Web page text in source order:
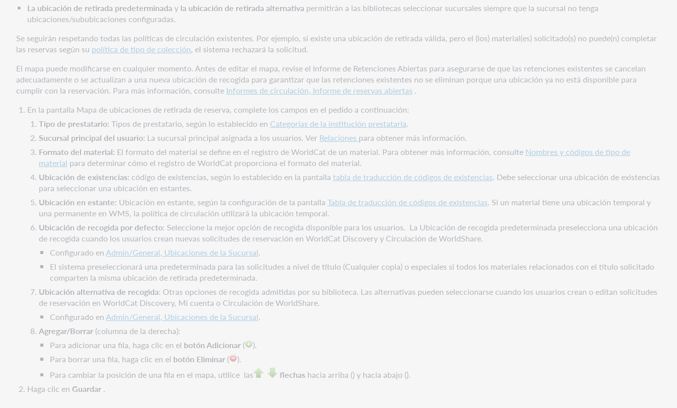
La ubicación de retirada predeterminada y la ubicación de retirada alternativa permitirán a las bibliotecas seleccionar sucursales siempre que la sucursal no tenga
ubicaciones/sububicaciones configuradas.
Se seguirán respetando todas las políticas de circulación existentes. Por ejemplo, si existe una ubicación de retirada válida, pero el (los) material(es) solicitado(s) no puede(n) completar
las reservas según su política de tipo de colección, el sistema rechazará la solicitud.
El mapa puede modificarse en cualquier momento. Antes de editar el mapa, revise el Informe de Retenciones Abiertas para asegurarse de que las retenciones existentes se cancelan
adecuadamente o se actualizan a una nueva ubicación de recogida para garantizar que las retenciones existentes no se eliminan porque una ubicación ya no está disponible para
cumplir con la reservación. Para más información, consulte Informes de circulación, Informe de reservas abiertas .
En la pantalla Mapa de ubicaciones de retirada de reserva, complete los campos en el pedido a continuación:
Tipo de prestatario: Tipos de prestatario, según lo establecido en Categorías de la institución prestataria.
Sucursal principal del usuario: La sucursal principal asignada a los usuarios. Ver Relaciones para obtener más información.
Formato del material: El formato del material se define en el registro de WorldCat de un material. Para obtener más información, consulte Nombres y códigos de tipo de
material para determinar cómo el registro de WorldCat proporciona el formato del material.
Ubicación de existencias: código de existencias, según lo establecido en la pantalla tabla de traducción de códigos de existencias. Debe seleccionar una ubicación de existencias
para seleccionar una ubicación en estantes.
Ubicación en estante: Ubicación en estante, según la configuración de la pantalla Tabla de traducción de códigos de existencias. Si un material tiene una ubicación temporal y
una permanente en WMS, la política de circulación utilizará la ubicación temporal.
Ubicación de recogida por defecto: Seleccione la mejor opción de recogida disponible para los usuarios. La Ubicación de recogida predeterminada preselecciona una ubicación
de recogida cuando los usuarios crean nuevas solicitudes de reservación en WorldCat Discovery y Circulación de WorldShare.
Configurado enAdmin/General, Ubicaciones de la Sucursal.
El sistema preseleccionará una predeterminada para las solicitudes a nivel de título (Cualquier copia) o especiales si todos los materiales relacionados con el título solicitado
comparten la misma ubicación de retirada predeterminada.
Ubicación alternativa de recogida: Otras opciones de recogida admitidas por su biblioteca. Las alternativas pueden seleccionarse cuando los usuarios crean o editan solicitudes
de reservación en WorldCat Discovery, Mi cuenta o Circulación de WorldShare.
Configurado enAdmin/General, Ubicaciones de la Sucursal.
Agregar/Borrar(columna de la derecha):
Para adicionar una fila, haga clic en el botón Adicionar (
).
Para borrar una fila, haga clic en el botón Eliminar (
).
Para cambiar la posición de una fila en el mapa, utilice las flechas hacia arriba () y hacia abajo ().
Haga clic enGuardar .